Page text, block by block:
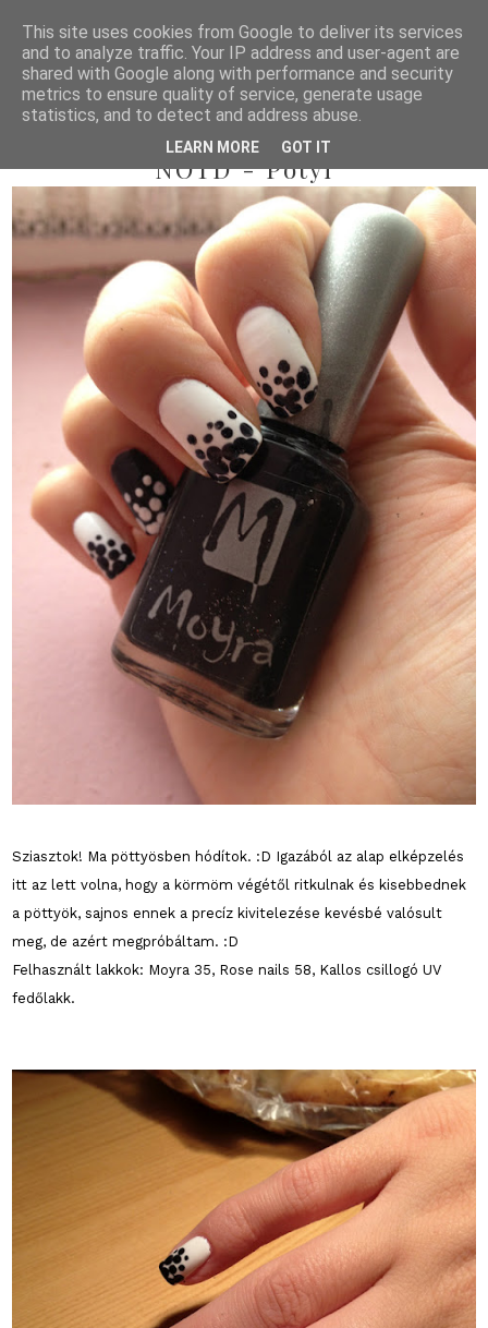
2012/10/02
NOTD - Pötyi
Sziasztok! Ma pöttyösben hódítok. :D Igazából az alap elképzelés
itt az lett volna, hogy a körmöm végétől ritkulnak és kisebbednek
a pöttyök, sajnos ennek a precíz kivitelezése kevésbé valósult
meg, de azért megpróbáltam. :D
Felhasznált lakkok: Moyra 35, Rose nails 58, Kallos csillogó UV
fedőlakk.
This site uses cookies from Google to deliver its services
and to analyze traffic. Your IP address and user-agent are
shared with Google along with performance and security
metrics to ensure quality of service, generate usage
statistics, and to detect and address abuse.
LEARN MORE GOT IT